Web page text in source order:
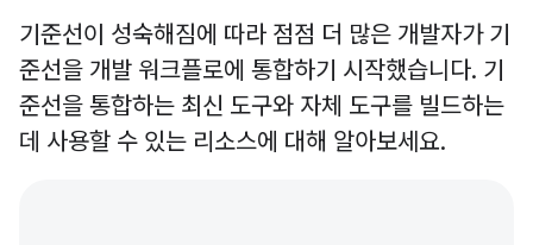
기준선이 성숙해짐에 따라 점점 더 많은 개발자가 기
준선을 개발 워크플로에 통합하기 시작했습니다. 기
준선을 통합하는 최신 도구와 자체 도구를 빌드하는
데 사용할 수 있는 리소스에 대해 알아보세요.